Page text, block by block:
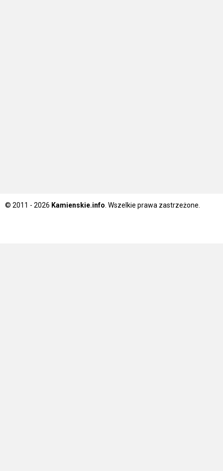
© 2011 - 2026 Kamienskie.info . Wszelkie prawa zastrzeżone.